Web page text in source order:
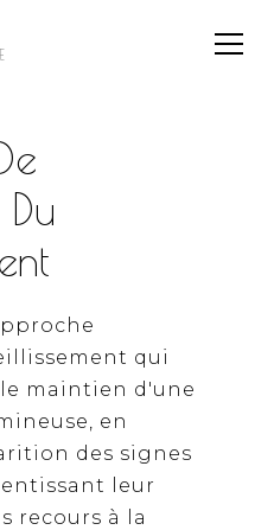
qui
maintien d'une
en
des signes
leur
recours à la